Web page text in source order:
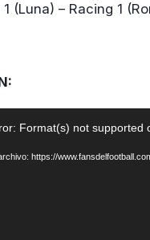
(Luna) – Racing 1
Format(s) not supported
https://